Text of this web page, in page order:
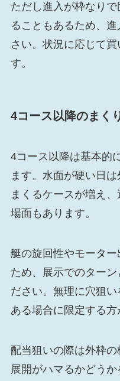
ただし進入が枠なり
ることもあるため、
さい。状況に応じて
す。
4コース以降のまく
4コース以降は基本的
ます。水面が硬い日
まくるケースが増え
場面もあります。
艇の旋回性やモータ
ため、展示でのター
ださい。無理に穴狙
ある場合に限定する方
配当狙いの際は外枠の
展開がハマるかどう